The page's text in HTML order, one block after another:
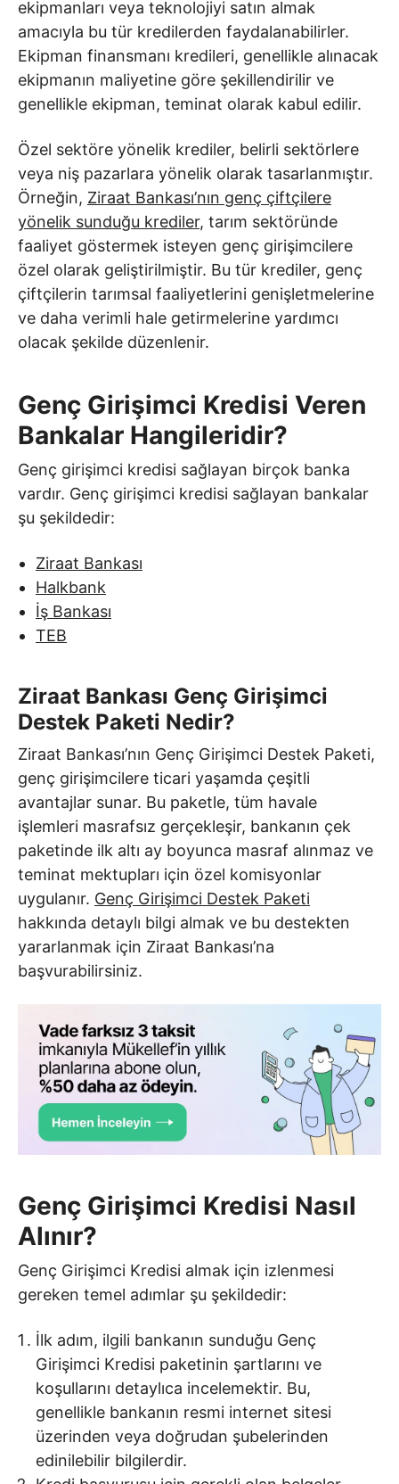
ekipmanları veya teknolojiyi satın almak
amacıyla bu tür kredilerden faydalanabilirler.
Ekipman finansmanı kredileri, genellikle alınacak
ekipmanın maliyetine göre şekillendirilir ve
genellikle ekipman, teminat olarak kabul edilir.
Özel sektöre yönelik krediler, belirli sektörlere
veya niş pazarlara yönelik olarak tasarlanmıştır.
Örneğin, Ziraat Bankası’nın genç çiftçilere
yönelik sunduğu krediler, tarım sektöründe
faaliyet göstermek isteyen genç girişimcilere
özel olarak geliştirilmiştir. Bu tür krediler, genç
çiftçilerin tarımsal faaliyetlerini genişletmelerine
ve daha verimli hale getirmelerine yardımcı
olacak şekilde düzenlenir.
Genç Girişimci Kredisi Veren
Bankalar Hangileridir?
Genç girişimci kredisi sağlayan birçok banka
vardır. Genç girişimci kredisi sağlayan bankalar
şu şekildedir:
Ziraat Bankası
Halkbank
İş Bankası
TEB
Ziraat Bankası Genç Girişimci
Destek Paketi Nedir?
Ziraat Bankası’nın Genç Girişimci Destek Paketi,
genç girişimcilere ticari yaşamda çeşitli
avantajlar sunar. Bu paketle, tüm havale
işlemleri masrafsız gerçekleşir, bankanın çek
paketinde ilk altı ay boyunca masraf alınmaz ve
teminat mektupları için özel komisyonlar
uygulanır. Genç Girişimci Destek Paketi
hakkında detaylı bilgi almak ve bu destekten
yararlanmak için Ziraat Bankası’na
başvurabilirsiniz.
Genç Girişimci Kredisi Nasıl
Alınır?
Genç Girişimci Kredisi almak için izlenmesi
gereken temel adımlar şu şekildedir:
İlk adım, ilgili bankanın sunduğu Genç
Girişimci Kredisi paketinin şartlarını ve
koşullarını detaylıca incelemektir. Bu,
genellikle bankanın resmi internet sitesi
üzerinden veya doğrudan şubelerinden
edinilebilir bilgilerdir.